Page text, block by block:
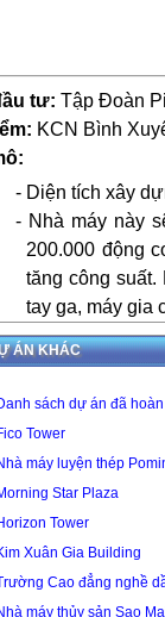
tư: Tập Đoàn
KCN Bình
- Diện tích xây
- Nhàmáy này
200.000 động
tăng công suất.
tay ga, máy gia
ÁN KHÁC
sách dự án đã
Tower
máy luyện thép
Star Plaza
Tower
Xuân Gia Building
Cao đẳng nghề
máy thủy sản Sao